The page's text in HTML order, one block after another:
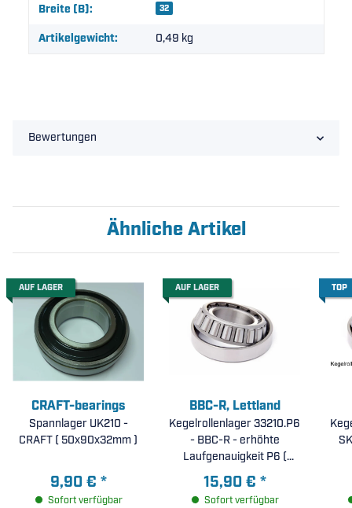
Breite (B): 32
Artikelgewicht: 0,49 kg
Bewertungen
Ähnliche Artikel
AUF LAGER
CRAFT-bearings
Spannlager UK210 -
CRAFT ( 50x90x32mm )
9,90 € *
Sofort verfügbar
AUF LAGER
BBC-R, Lettland
Kegelrollenlager 33210.P6
- BBC-R - erhöhte
Laufgenauigkeit P6 (
50x90x32mm )
15,90 € *
Sofort verfügbar
TOP